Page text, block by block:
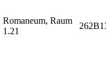
Romaneum, Raum
1.21